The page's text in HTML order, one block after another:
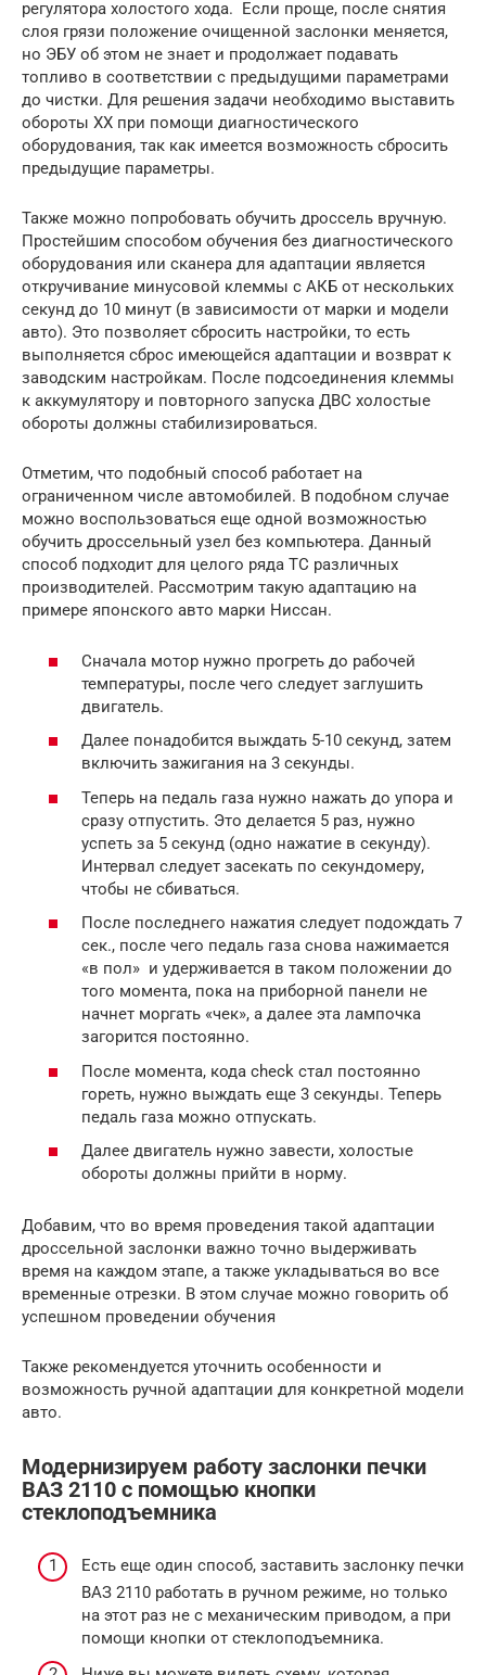
регулятора холостого хода. Если проще, после снятия
слоя грязи положение очищенной заслонки меняется,
но ЭБУ об этом не знает и продолжает подавать
топливо в соответствии с предыдущими параметрами
до чистки. Для решения задачи необходимо выставить
обороты ХХ при помощи диагностического
оборудования, так как имеется возможность сбросить
предыдущие параметры.
Также можно попробовать обучить дроссель вручную.
Простейшим способом обучения без диагностического
оборудования или сканера для адаптации является
откручивание минусовой клеммы с АКБ от нескольких
секунд до 10 минут (в зависимости от марки и модели
авто). Это позволяет сбросить настройки, то есть
выполняется сброс имеющейся адаптации и возврат к
заводским настройкам. После подсоединения клеммы
к аккумулятору и повторного запуска ДВС холостые
обороты должны стабилизироваться.
Отметим, что подобный способ работает на
ограниченном числе автомобилей. В подобном случае
можно воспользоваться еще одной возможностью
обучить дроссельный узел без компьютера. Данный
способ подходит для целого ряда ТС различных
производителей. Рассмотрим такую адаптацию на
примере японского авто марки Ниссан.
Сначала мотор нужно прогреть до рабочей
температуры, после чего следует заглушить
двигатель.
Далее понадобится выждать 5-10 секунд, затем
включить зажигания на 3 секунды.
Теперь на педаль газа нужно нажать до упора и
сразу отпустить. Это делается 5 раз, нужно
успеть за 5 секунд (одно нажатие в секунду).
Интервал следует засекать по секундомеру,
чтобы не сбиваться.
После последнего нажатия следует подождать 7
сек., после чего педаль газа снова нажимается
«в пол» и удерживается в таком положении до
того момента, пока на приборной панели не
начнет моргать «чек», а далее эта лампочка
загорится постоянно.
После момента, кода check стал постоянно
гореть, нужно выждать еще 3 секунды. Теперь
педаль газа можно отпускать.
Далее двигатель нужно завести, холостые
обороты должны прийти в норму.
Добавим, что во время проведения такой адаптации
дроссельной заслонки важно точно выдерживать
время на каждом этапе, а также укладываться во все
временные отрезки. В этом случае можно говорить об
успешном проведении обучения
Также рекомендуется уточнить особенности и
возможность ручной адаптации для конкретной модели
авто.
Модернизируем работу заслонки печки
ВАЗ 2110 с помощью кнопки
стеклоподъемника
Есть еще один способ, заставить заслонку печки
ВАЗ 2110 работать в ручном режиме, но только
на этот раз не с механическим приводом, а при
помощи кнопки от стеклоподъемника.